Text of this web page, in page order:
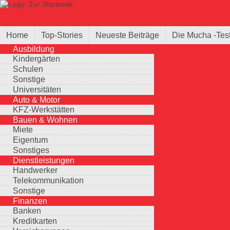
Direkt zum Inhalt
Home Top-Stories Neueste Beiträge
Die Mucha -
Ausbildung
Kindergärten
Schulen
Sonstige
Universitäten
Auto & Motor
KFZ-Werkstätten
Bauen & Wohnen
Miete
Eigentum
Sonstiges
Dienstleistungen
Handwerker
Telekommunikation
Sonstige
Finanzen
Banken
Kreditkarten